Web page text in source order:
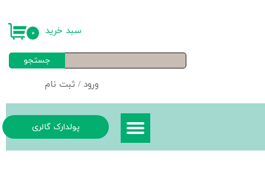
ورود / ثبت نام
خروج از حساب کاربری
جستجو
۰ سبد خرید
پولدارک گالری